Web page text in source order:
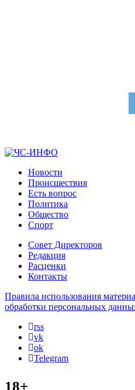
Новости
Происшествия
Есть вопрос
Политика
Общество
Спорт
Совет Директоров
Редакция
Расценки
Контакты
Правила использования
обработки персональных
rss
vk
ok
Telegram
18+